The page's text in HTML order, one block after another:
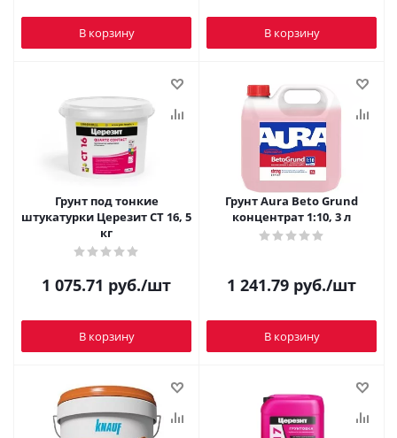
В корзину В корзину
Грунт под тонкие
штукатурки Церезит СТ 16, 5
кг
1 075.71 руб./шт
В корзину
Грунт Aura Beto Grund
концентрат 1:10, 3 л
1 241.79 руб./шт
В корзину